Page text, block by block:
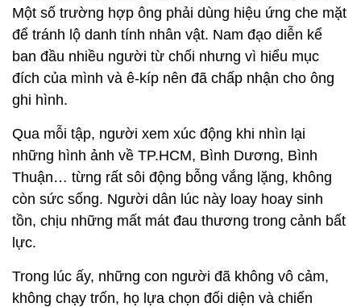
Một số trường hợp ông phải dùng hiệu ứng che mặt
để tránh lộ danh tính nhân vật. Nam đạo diễn kể
ban đầu nhiều người từ chối nhưng vì hiểu mục
đích của mình và ê-kíp nên đã chấp nhận cho ông
ghi hình.
Qua mỗi tập, người xem xúc động khi nhìn lại
những hình ảnh về TP.HCM, Bình Dương, Bình
Thuận… từng rất sôi động bỗng vắng lặng, không
còn sức sống. Người dân lúc này loay hoay sinh
tồn, chịu những mất mát đau thương trong cảnh bất
lực.
Trong lúc ấy, những con người đã không vô cảm,
không chạy trốn, họ lựa chọn đối diện và chiến